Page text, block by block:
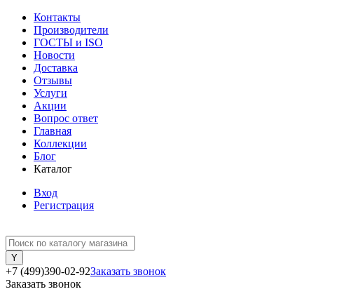
Контакты
Производители
ГОСТЫ и ISO
Новости
Доставка
Отзывы
Услуги
Акции
Вопрос ответ
Главная
Коллекции
Блог
Каталог
Вход
Регистрация
+7 (499)390-02-92Заказать звонок
Заказать звонок